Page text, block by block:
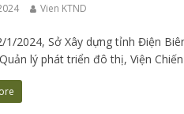
Vien KTND
1/2024, Sở Xây dựng tỉnh Điện
lý phát triển đô thị, Viện Chiến